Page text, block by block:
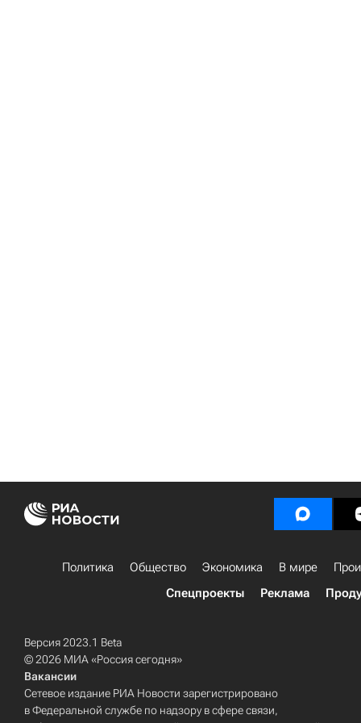
Политика Общество Экономика В мире
Спецпроекты
Реклама
Версия 2023.1 Beta
© 2026 МИА «Россия сегодня»
Вакансии
Сетевое издание РИА Новости зарегистрировано
в Федеральной службе по надзору в сфере связи,